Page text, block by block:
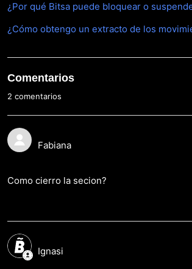
¿Por qué Bitsa puede bloquear o
¿Cómo obtengo un extracto de los
Comentarios
2 comentarios
Fabiana
Como cierro la secion?
Ignasi